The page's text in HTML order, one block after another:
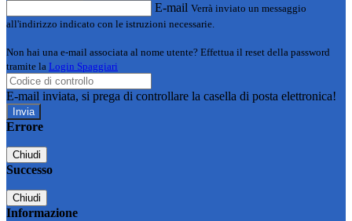
E-mail Verrà inviato un messaggio
all'indirizzo indicato con le istruzioni necessarie.
Non hai una e-mail associata al nome utente? Effettua il reset della password
tramite la Login Spaggiari
E-mail inviata, si prega di controllare la casella di posta elettronica!
Errore
Chiudi
Successo
Chiudi
Informazione